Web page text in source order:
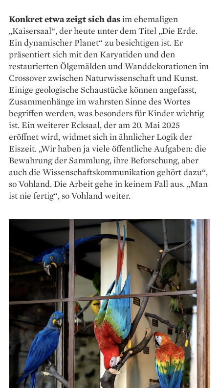
Konkret etwa zeigt sich dasim ­ehemaligen
„Kaisersaal“, der heute unter dem Titel „Die Erde.
Ein dynamischer Planet“ zu besichtigen ist. Er
präsentiert sich mit den Karyatiden und den
restaurierten Ölgemälden und Wanddekorationen im
Crossover zwischen Naturwissenschaft und Kunst.
Einige geologische Schaustücke können angefasst,
Zusammenhänge im wahrsten Sinne des Wortes
begriffen werden, was besonders für Kinder wichtig
ist. Ein weiterer Ecksaal, der am 20. Mai 2025
eröffnet wird, widmet sich in ähnlicher Logik der
Eiszeit. „Wir haben ja viele öffentliche Aufgaben: die
Bewahrung der Sammlung, ihre Beforschung, aber
auch die Wissenschaftskommunikation gehört dazu“,
so Vohland. Die Arbeit gehe in keinem Fall aus. „Man
ist nie fertig“, so Vohland weiter.